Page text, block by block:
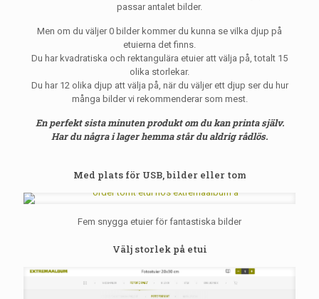
passar antalet bilder.
Men om du väljer 0 bilder kommer du kunna se vilka djup på
etuierna det finns.
Du har kvadratiska och rektangulära etuier att välja på, totalt 15
olika storlekar.
Du har 12 olika djup att välja på, när du väljer ett djup ser du hur
många bilder vi rekommenderar som mest.
En perfekt sista minuten produkt om du kan printa själv.
Har du några i lager hemma står du aldrig rådlös.
Med plats för USB, bilder eller tom
Fem snygga etuier för fantastiska bilder
Välj storlek på etui